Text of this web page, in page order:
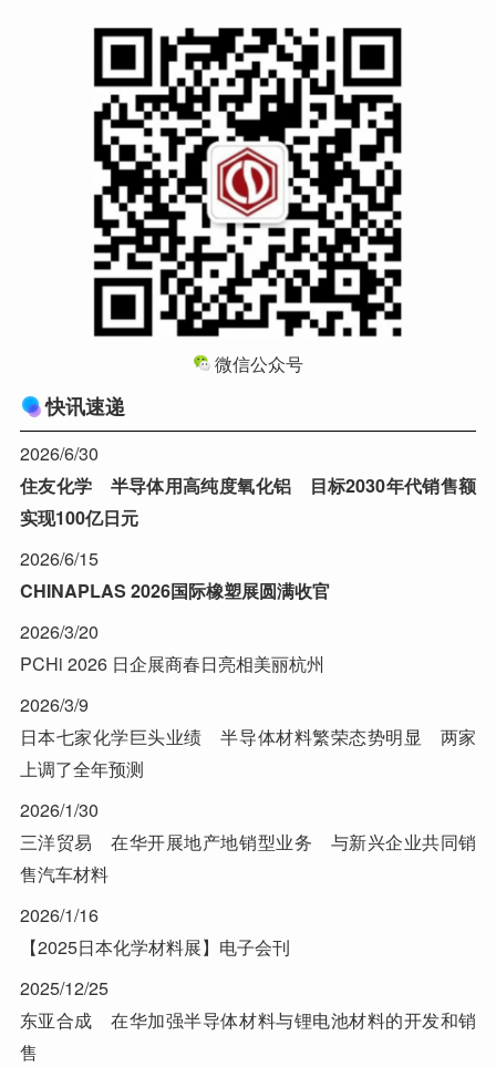
微信公众号
快讯速递
2026/6/30
住友化学 半导体用高纯度氧化铝 目标2030年代销售额
实现100亿日元
2026/6/15
CHINAPLAS 2026国际橡塑展圆满收官
2026/3/20
PCHi 2026 日企展商春日亮相美丽杭州
2026/3/9
日本七家化学巨头业绩 半导体材料繁荣态势明显 两家
上调了全年预测
2026/1/30
三洋贸易 在华开展地产地销型业务 与新兴企业共同销
售汽车材料
2026/1/16
【2025日本化学材料展】电子会刊
2025/12/25
东亚合成 在华加强半导体材料与锂电池材料的开发和销
售